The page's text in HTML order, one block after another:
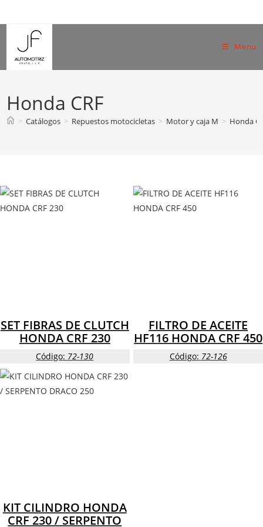
to
content
Menu
Honda CRF
> Catálogos > Repuestos motocicletas > Motor y caja M > Honda
SET FIBRAS DE CLUTCH
HONDA CRF 230
Código: 72-130
FILTRO DE ACEITE
HF116 HONDA CRF 450
Código: 72-126
KIT CILINDRO HONDA
CRF 230 / SERPENTO